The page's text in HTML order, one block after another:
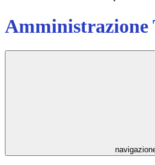
Amministrazione